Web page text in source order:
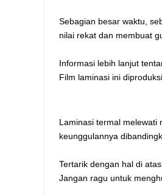
Sebagian besar waktu,
nilai rekat dan membuat
Informasi lebih lanjut
Film laminasi ini
Laminasi termal melewati
keunggulannya
Tertarik dengan hal di
Jangan ragu untuk